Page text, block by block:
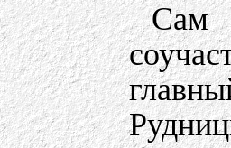
Сам